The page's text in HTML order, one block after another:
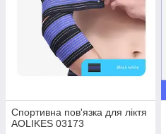
Спортивна пов'язка для ліктя
AOLIKES 03173